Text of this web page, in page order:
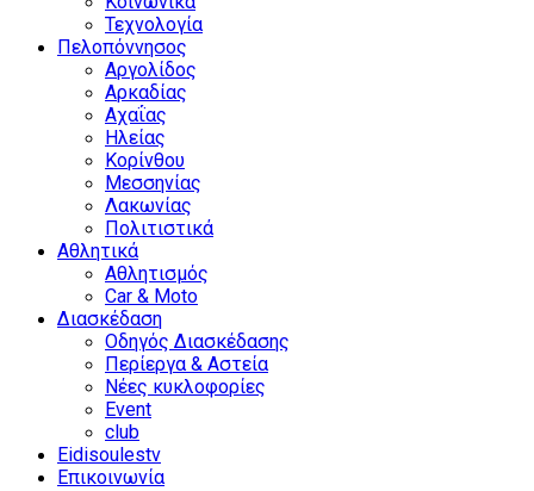
Τεχνολογία
Πελοπόννησος
Αργολίδος
Αρκαδίας
Αχαΐας
Ηλείας
Κορίνθου
Μεσσηνίας
Λακωνίας
Πολιτιστικά
Αθλητικά
Αθλητισμός
Car & Moto
Διασκέδαση
Οδηγός Διασκέδασης
Περίεργα & Αστεία
Νέες κυκλοφορίες
Event
club
Eidisoulestv
Επικοινωνία